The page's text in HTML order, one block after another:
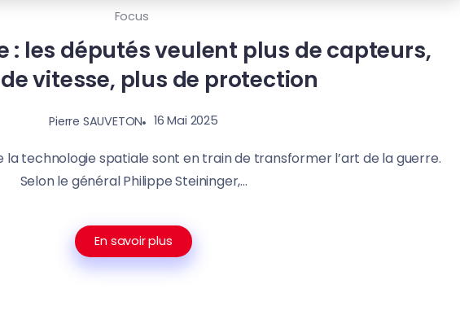
Focus
: les députés veulent plus de capteurs,
vitesse, plus de protection
Pierre SAUVETON 16 Mai 2025
la technologie spatiale sont en train de transformer l’art de la guerre.
Selon le général Philippe Steininger,...
En savoir plus